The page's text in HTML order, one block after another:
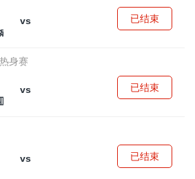
vs
已结束
身赛
vs
女篮
已结束
vs
已结束